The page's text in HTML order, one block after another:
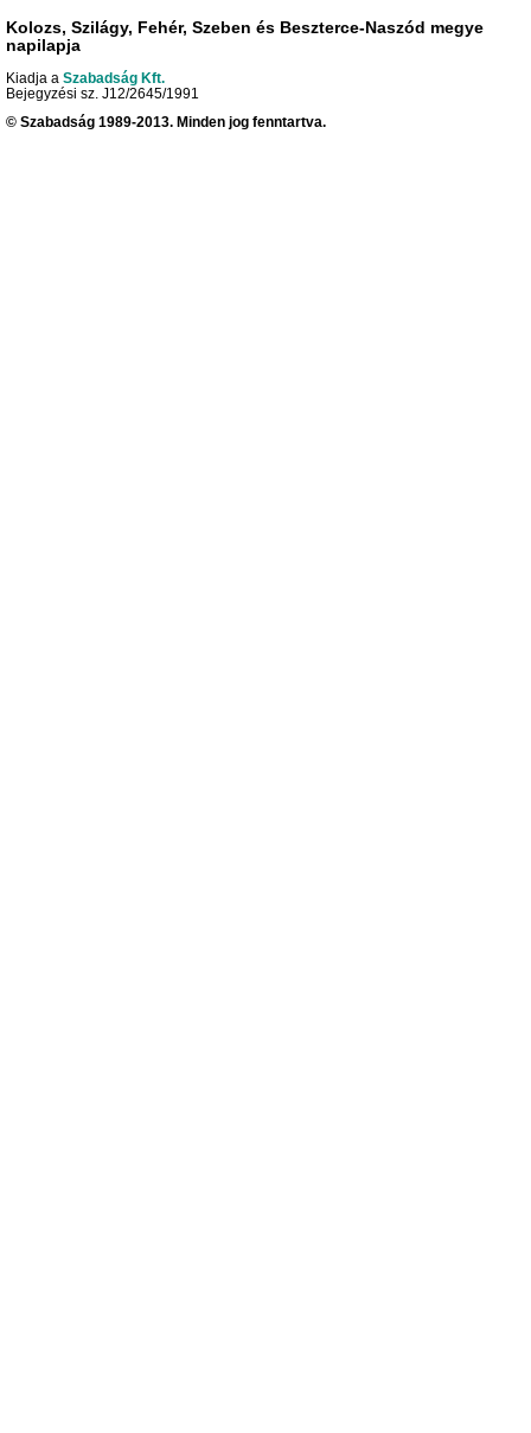
Kolozs, Szilágy, Fehér, Szeben és Beszterce-Naszód megye
napilapja
Kiadja a Szabadság Kft.
Bejegyzési sz. J12/2645/1991
© Szabadság 1989-2013. Minden jog fenntartva.